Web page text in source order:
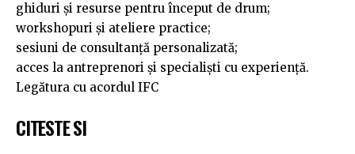
ghiduri și resurse pentru început de drum;
workshopuri și ateliere practice;
sesiuni de consultanță personalizată;
acces la antreprenori și specialiști cu experiență.
Legătura cu acordul IFC
CITESTE SI